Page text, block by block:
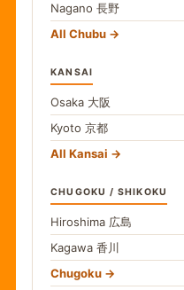
Nagano 長野
All Chubu
KANSAI
Osaka 大阪
Kyoto 京都
All Kansai
CHUGOKU / SHIKOKU
Hiroshima 広島
Kagawa 香川
Chugoku